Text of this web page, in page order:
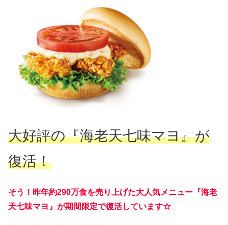
大好評の『海老天七味マヨ』が
復活！
そう！昨年約290万食を売り上げた大人気メニュー『海老
天七味マヨ』が期間限定で復活しています☆